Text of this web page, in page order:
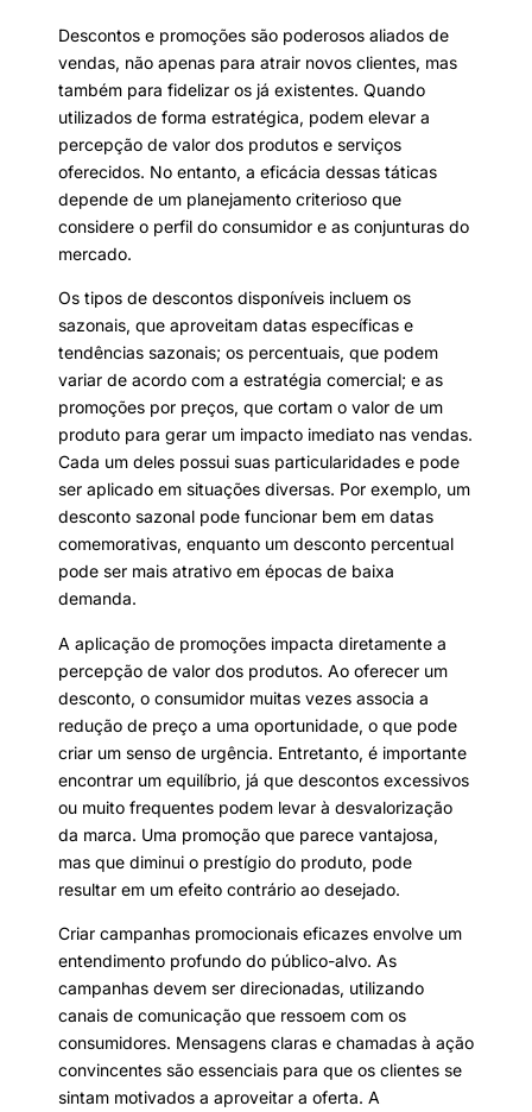
Descontos e promoções são poderosos aliados de
vendas, não apenas para atrair novos clientes, mas
também para fidelizar os já existentes. Quando
utilizados de forma estratégica, podem elevar a
percepção de valor dos produtos e serviços
oferecidos. No entanto, a eficácia dessas táticas
depende de um planejamento criterioso que
considere o perfil do consumidor e as conjunturas do
mercado.
Os tipos de descontos disponíveis incluem os
sazonais, que aproveitam datas específicas e
tendências sazonais; os percentuais, que podem
variar de acordo com a estratégia comercial; e as
promoções por preços, que cortam o valor de um
produto para gerar um impacto imediato nas vendas.
Cada um deles possui suas particularidades e pode
ser aplicado em situações diversas. Por exemplo, um
desconto sazonal pode funcionar bem em datas
comemorativas, enquanto um desconto percentual
pode ser mais atrativo em épocas de baixa
demanda.
A aplicação de promoções impacta diretamente a
percepção de valor dos produtos. Ao oferecer um
desconto, o consumidor muitas vezes associa a
redução de preço a uma oportunidade, o que pode
criar um senso de urgência. Entretanto, é importante
encontrar um equilíbrio, já que descontos excessivos
ou muito frequentes podem levar à desvalorização
da marca. Uma promoção que parece vantajosa,
mas que diminui o prestígio do produto, pode
resultar em um efeito contrário ao desejado.
Criar campanhas promocionais eficazes envolve um
entendimento profundo do público-alvo. As
campanhas devem ser direcionadas, utilizando
canais de comunicação que ressoem com os
consumidores. Mensagens claras e chamadas à ação
convincentes são essenciais para que os clientes se
sintam motivados a aproveitar a oferta. A